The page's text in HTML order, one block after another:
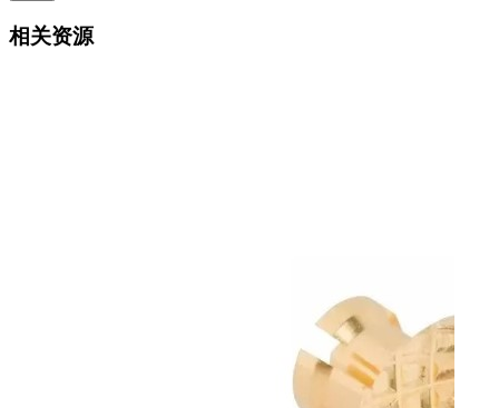
相关资源